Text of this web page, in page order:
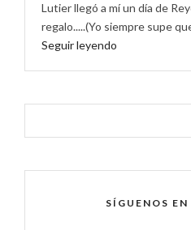
Lutier llegó a mí un día de
regalo.....(Yo siempre supe
Seguir leyendo
SÍGUENOS